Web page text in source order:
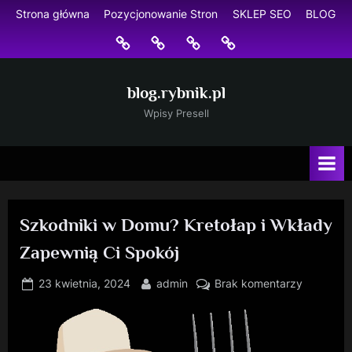
Skip
content
Strona główna Pozycjonowanie Stron SKLEP SEO BLOG
Strona
główna
Pozycjonowanie
Stron
SKLEP
SEO
BLOG
blog.rybnik.pl
Wpisy Presell
Szkodniki w Domu? Kretołap i Wkłady
Zapewnią Ci Spokój
Posted
23 kwietnia, 2024 By
admin Brak komentarzydo